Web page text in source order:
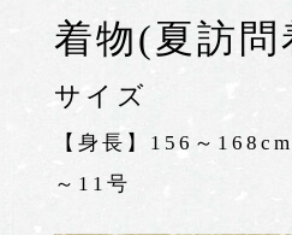
着物(夏訪問
サイズ
【身長】156～
～11号